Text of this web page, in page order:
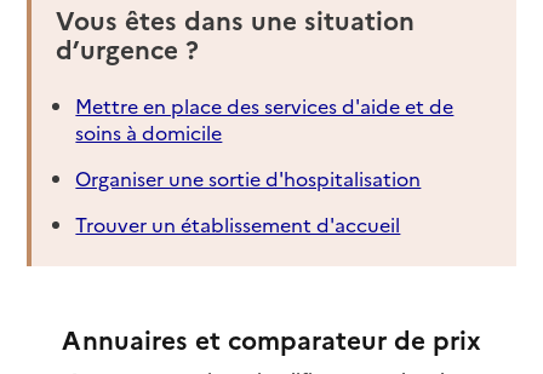
Vous êtes dans une situation
d’urgence ?
Mettre en place des services d'aide et de
soins à domicile
Organiser une sortie d'hospitalisation
Trouver un établissement d'accueil
Annuaires et comparateur de prix